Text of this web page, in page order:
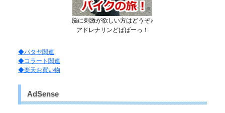
脳に刺激が欲しい方はどうぞ♪
アドレナリンどばばーっ！
◆パタヤ関連
◆コラート関連
◆楽天お買い物
AdSense